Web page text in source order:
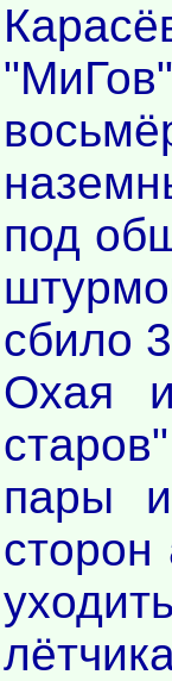
под
сбило
Охая
пары
сторон